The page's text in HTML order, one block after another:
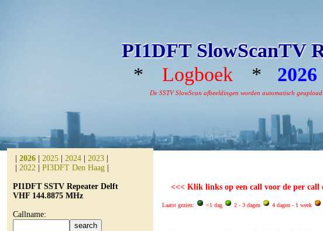
PI1DFT SlowScanTV
*
Logboek * 2026
De SSTV SlowScan afbeeldingen worden automatisch
2026 2025 2024 2023
2022 PI3DFT Den Haag
PI1DFT SSTV Repeater Delft
VHF 144.8875 MHz
Callname:
<<< Klik links op een call voor de per call
Laatst gezien: <1 dag 2 - 3 dagen 4 dagen - 1 week